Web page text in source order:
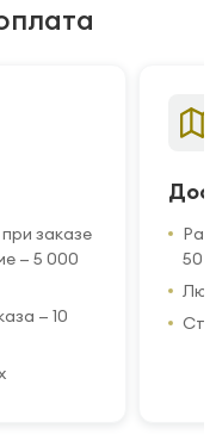
заказе
— 5 000
— 10
50